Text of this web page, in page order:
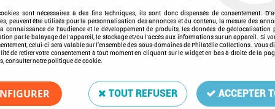
Album Regular Belgique V
Soyez le premier à donner votre
DA52011
sont nécessaires à des fins techniques, ils sont donc dispensés de consentement.
peuvent être utilisés pour la personnalisation des annonces et du contenu, la mesure des
connaissance de l'audience et le développement de produits, les données de géolocalisation
par le balayage de l'appareil, le stockage et/ou l'accès aux informations sur un appareil. Si
celui-ci sera valable sur l’ensemble des sous-domaines de Philatélie Collections. Vous
de retirer votre consentement à tout moment en cliquant sur le widget en bas à droite de la
consulter notre politique de cookie.
TOUT REFUSER ACCEPTER